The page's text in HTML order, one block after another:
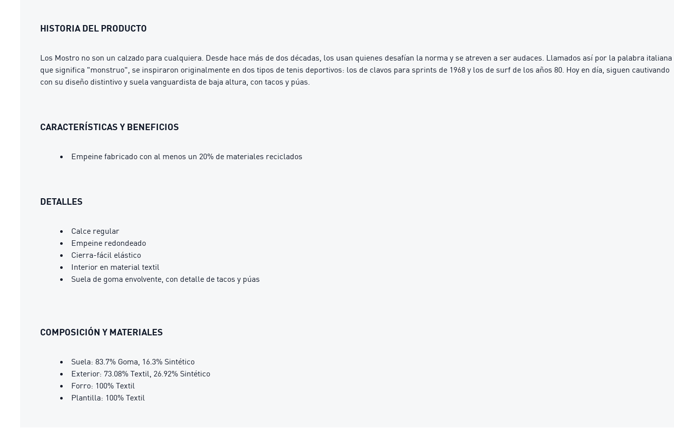
HISTORIA DEL PRODUCTO
Los Mostro no son un calzado para cualquiera. Desde hace más de dos décadas, los usan quienes desafían la norma y se atreven a ser audaces. Llamados así por la palabra italiana
que significa "monstruo", se inspiraron originalmente en dos tipos de tenis deportivos: los de clavos para sprints de 1968 y los de surf de los años 80. Hoy en día, siguen cautivando
con su diseño distintivo y suela vanguardista de baja altura, con tacos y púas.
CARACTERÍSTICAS Y BENEFICIOS
Empeine fabricado con al menos un 20% de materiales reciclados
DETALLES
Calce regular
Empeine redondeado
Cierra-fácil elástico
Interior en material textil
Suela de goma envolvente, con detalle de tacos y púas
COMPOSICIÓN Y MATERIALES
Suela: 83.7% Goma, 16.3% Sintético
Exterior: 73.08% Textil, 26.92% Sintético
Forro: 100% Textil
Plantilla: 100% Textil